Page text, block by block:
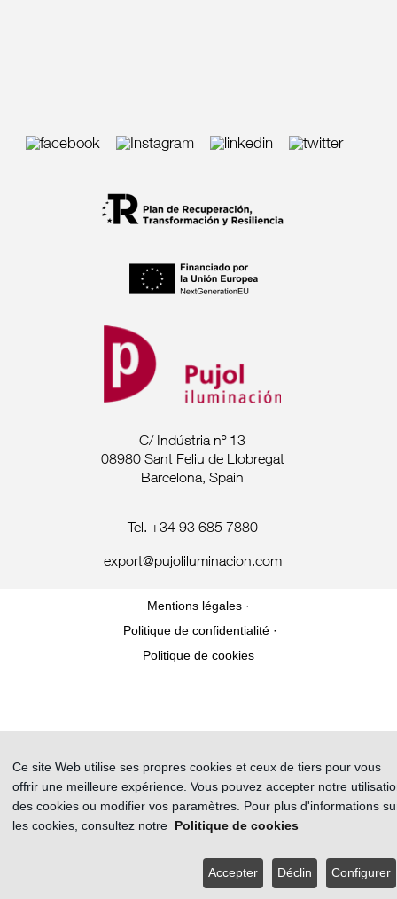
C/ Indústria nº 13
08980 Sant Feliu de Llobregat
Barcelona, Spain
Tel. +34 93 685 7880
export@pujoliluminacion.com
Mentions légales ·
Politique de confidentialité ·
Politique de cookies
Ce site Web utilise ses propres cookies et ceux de tiers pour vous
offrir une meilleure expérience. Vous pouvez accepter notre
des cookies ou modifier vos paramètres. Pour plus d'informations
les cookies, consultez notre
Politique de cookies
Configurer
Déclin
Accepter